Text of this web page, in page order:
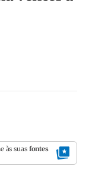
às suas fontes